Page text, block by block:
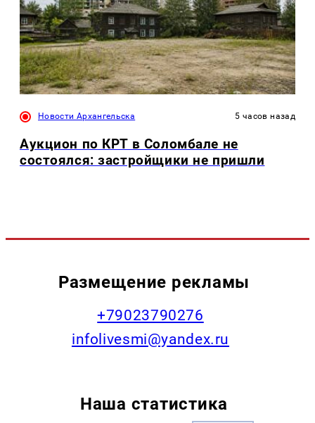
Новости Архангельска 5 часов назад
Аукцион по КРТ в Соломбале не
состоялся: застройщики не пришли
Размещение рекламы
+79023790276
infolivesmi@yandex.ru
Наша статистика